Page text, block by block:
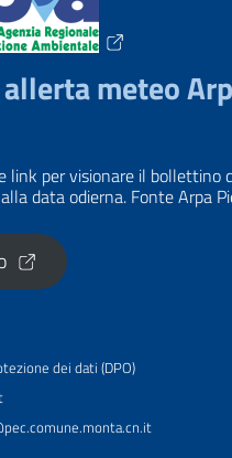
meteo
link per visionare il bollettino
data odierna. Fonte Arpa
dei dati (DPO)